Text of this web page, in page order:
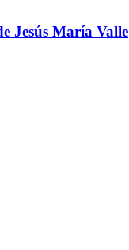
Jesús María Valle